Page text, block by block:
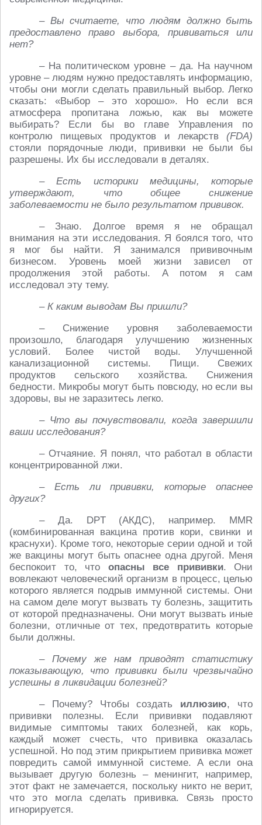
– Вы считаете, что людям должно быть
предоставлено право выбора, прививаться или
нет?
– На политическом уровне – да. На научном
уровне – людям нужно предоставлять информацию,
чтобы они могли сделать правильный выбор. Легко
сказать: «Выбор – это хорошо». Но если вся
атмосфера пропитана ложью, как вы можете
выбирать? Если бы во главе Управления по
контролю пищевыx продуктов и лекарств (FDA)
стояли порядочные люди, прививки не были бы
разрешены. Их бы исследовали в деталях.
– Есть историки медицины, которые
утверждают, что общее снижение
заболеваемости не было результатом прививок.
– Знаю. Долгое время я не обращал
внимания на эти исследования. Я боялся того, что
я мог бы найти. Я занимался прививочным
бизнесом. Уровень моей жизни зависел от
продолжения этой работы. А потом я сам
исследовал эту тему.
– К каким выводам Вы пришли?
– Снижение уровня заболеваемости
произошло, благодаря улучшению жизненных
условий. Более чистой воды. Улучшенной
канализационной системы. Пищи. Свежих
продуктов сельского хозяйства. Снижения
бедности. Микробы могут быть повсюду, но если вы
здоровы, вы не заразитесь легко.
– Что вы почувствовали, когда завершили
ваши исследования?
– Отчаяние. Я понял, что работал в области
концентрированной лжи.
– Есть ли прививки, которые опаснее
других?
– Да. DPT (АКДС), например. MMR
(комбинированная вакцина против кори, свинки и
краснухи). Кроме того, некоторые серии одной и той
же вакцины могут быть опаснее одна другой. Меня
беспокоит то, что опасны все прививки. Они
вовлекают человеческий организм в процесс, целью
которого является подрыв иммунной системы. Они
на самом деле могут вызвать ту болезнь, защитить
от которой предназначены. Они могут вызвать иные
болезни, отличные от тех, предотвратить которые
были должны.
– Почему же нам приводят статистику
показывающую, что прививки были чрезвычайно
успешны в ликвидации болезней?
– Почему? Чтобы создать иллюзию, что
прививки полезны. Если прививки подавляют
видимые симптомы таких болезней, как корь,
каждый может счесть, что прививка оказалась
успешной. Но под этим прикрытием прививка может
повредить самой иммунной системе. А если она
вызывает другую болезнь – менингит, например,
этот факт не замечается, поскольку никто не верит,
что это могла сделать прививка. Связь просто
игнорируется.